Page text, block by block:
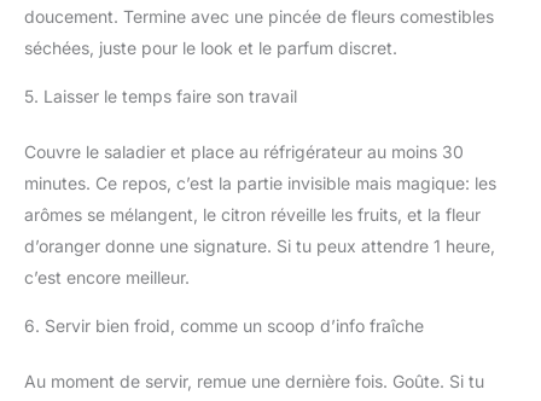
doucement. Termine avec une pincée de fleurs comestibles
séchées, juste pour le look et le parfum discret.
5. Laisser le temps faire son travail
Couvre le saladier et place au réfrigérateur au moins 30
minutes. Ce repos, c’est la partie invisible mais magique: les
arômes se mélangent, le citron réveille les fruits, et la fleur
d’oranger donne une signature. Si tu peux attendre 1 heure,
c’est encore meilleur.
6. Servir bien froid, comme un scoop d’info fraîche
Au moment de servir, remue une dernière fois. Goûte. Si tu